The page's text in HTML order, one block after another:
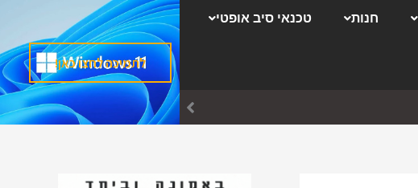
חנות טכנאי סיב אופטי
לתמיכה לחצו כאן!
ק